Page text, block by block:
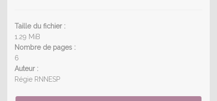
Taille du fichier :
1.29 MiB
Nombre de pages :
6
Auteur :
Régie RNNESP